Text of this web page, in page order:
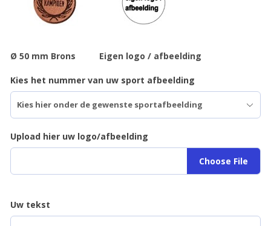
Ø 50 mm Brons Eigen logo / afbeelding
Kies het nummer van uw sport afbeelding
Upload hier uw logo/afbeelding
Choose File
Uw tekst